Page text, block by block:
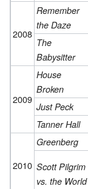
2008
Remember
the Daze
The
Babysitter
2009
House
Broken
Just Peck
Tanner Hall
2010
Greenberg
Scott Pilgrim
vs. the World